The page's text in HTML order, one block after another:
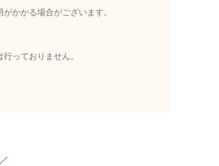
かかる場合がございます。
っておりません。